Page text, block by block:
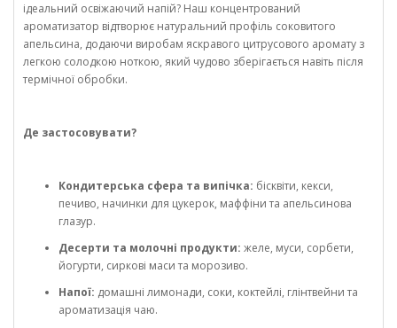
ідеальний освіжаючий напій? Наш концентрований
ароматизатор відтворює натуральний профіль соковитого
апельсина, додаючи виробам яскравого цитрусового аромату з
легкою солодкою ноткою, який чудово зберігається навіть після
термічної обробки.
Де застосовувати?
Кондитерська сфера та випічка: бісквіти, кекси,
печиво, начинки для цукерок, маффіни та апельсинова
глазур.
Десерти та молочні продукти: желе, муси, сорбети,
йогурти, сиркові маси та морозиво.
Напої: домашні лимонади, соки, коктейлі, глінтвейни та
ароматизація чаю.